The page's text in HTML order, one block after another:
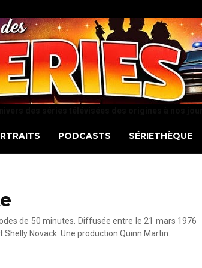
PODCASTS SÉRIETHÈQUE
de 50 minutes. Diffusée entre le 21 mars 1976
Novack. Une production Quinn Martin.